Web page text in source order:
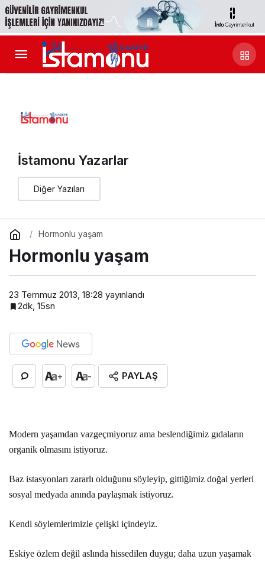
İstamonu Yazarlar
Diğer Yazıları
Hormonlu yaşam
Hormonlu yaşam
23 Temmuz 2013, 18:28 yayınlandı
2dk, 15sn
+ - PAYLAŞ
Modern yaşamdan vazgeçmiyoruz ama beslendiğimiz gıdaların
organik olmasını istiyoruz.
Baz istasyonları zararlı olduğunu söyleyip, gittiğimiz doğal yerleri
sosyal medyada anında paylaşmak istiyoruz.
Kendi söylemlerimizle çelişki içindeyiz.
Eskiye özlem değil aslında hissedilen duygu; daha uzun yaşamak